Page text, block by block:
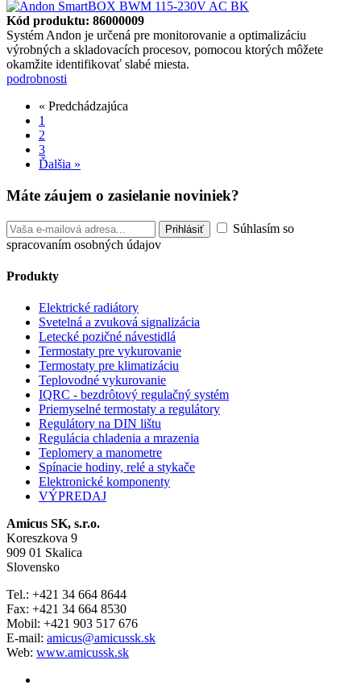
Kód produktu: 86000009
Systém Andon je určená pre monitorovanie a optimalizáciu
výrobných a skladovacích procesov, pomocou ktorých môžete
okamžite identifikovať slabé miesta.
podrobnosti
« Predchádzajúca
1
2
3
Ďalšia »
Máte záujem o zasielanie noviniek?
Súhlasím so
spracovaním osobných údajov
Produkty
Elektrické radiátory
Svetelná a zvuková signalizácia
Letecké pozičné návestidlá
Termostaty pre vykurovanie
Termostaty pre klimatizáciu
Teplovodné vykurovanie
IQRC - bezdrôtový regulačný systém
Priemyselné termostaty a regulátory
Regulátory na DIN lištu
Regulácia chladenia a mrazenia
Teplomery a manometre
Spínacie hodiny, relé a stykače
Elektronické komponenty
VÝPREDAJ
Amicus SK, s.r.o.
Koreszkova 9
909 01 Skalica
Slovensko
Tel.: +421 34 664 8644
Fax: +421 34 664 8530
Mobil: +421 903 517 676
E-mail: amicus@amicussk.sk
Web: www.amicussk.sk